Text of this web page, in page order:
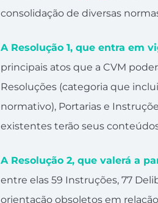
consolidação de diversas
A Resolução 1, que entra em
principais atos que a CVM
Resoluções (categoria que
normativo), Portarias e
existentes terão seus
A Resolução 2, que valerá a
entre elas 59 Instruções, 77
orientação obsoletos em